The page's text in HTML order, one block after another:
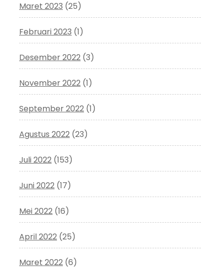
Maret 2023 (25)
Februari 2023 (1)
Desember 2022 (3)
November 2022 (1)
September 2022 (1)
Agustus 2022 (23)
Juli 2022 (153)
Juni 2022 (17)
Mei 2022 (16)
April 2022 (25)
Maret 2022 (6)